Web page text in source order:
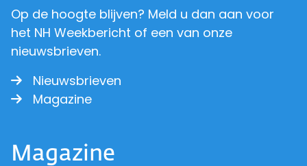
Op de hoogte blijven? Meld u dan aan voor
het NH Weekbericht of een van onze
nieuwsbrieven.
Nieuwsbrieven
Magazine
Magazine